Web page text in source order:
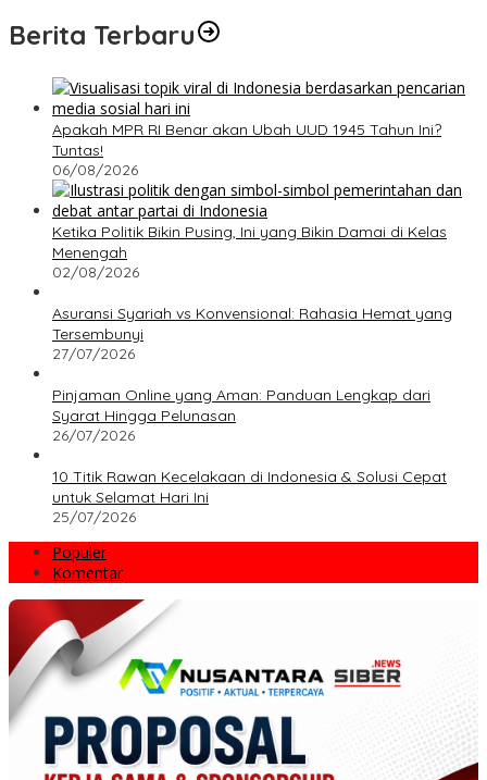
Berita Terbaru
Apakah MPR RI Benar akan Ubah UUD 1945 Tahun Ini?
Tuntas!
06/08/2026
Ketika Politik Bikin Pusing, Ini yang Bikin Damai di Kelas
Menengah
02/08/2026
Asuransi Syariah vs Konvensional: Rahasia Hemat yang
Tersembunyi
27/07/2026
Pinjaman Online yang Aman: Panduan Lengkap dari
Syarat Hingga Pelunasan
26/07/2026
10 Titik Rawan Kecelakaan di Indonesia & Solusi Cepat
untuk Selamat Hari Ini
25/07/2026
Populer
Komentar